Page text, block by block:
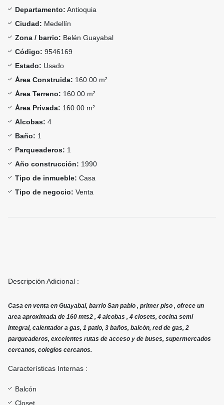
Departamento: Antioquia
Ciudad: Medellín
Zona / barrio: Belén Guayabal
Código: 9546169
Estado: Usado
Área Construida: 160.00 m²
Área Terreno: 160.00 m²
Área Privada: 160.00 m²
Alcobas: 4
Baño: 1
Parqueaderos: 1
Año construcción: 1990
Tipo de inmueble: Casa
Tipo de negocio: Venta
Descripción Adicional :
Casa en venta en Guayabal, barrio San pablo , primer piso , ofrece un
area aproximada de 160 mts2 , 4 alcobas , 4 closets, cocina semi
integral, calentador a gas, 1 patio, 3 baños, balcón, red de gas, 2
parqueaderos, excelentes rutas de acceso y de buses, supermercados
cercanos, colegios cercanos.
Características Internas :
Balcón
Closet